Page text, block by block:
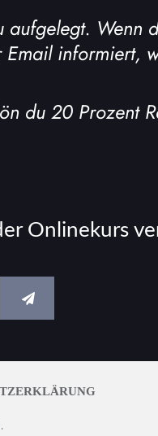
aufgelegt. Wenn
informiert,
du 20 Prozent
Onlinekurs